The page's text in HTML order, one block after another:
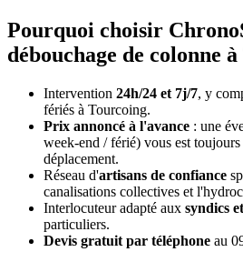
Pourquoi choisir
débouchage de colonne
Intervention 24h/24 et 7j/7, y
fériés à Tourcoing.
Prix annoncé à l'avance : une
week-end / férié) vous est
déplacement.
Réseau d'artisans de confiance
canalisations collectives et
Interlocuteur adapté aux syndics
particuliers.
Devis gratuit par téléphone au